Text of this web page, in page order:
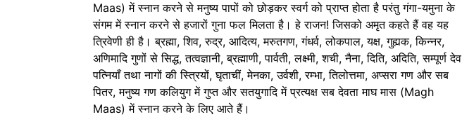
Maas) में स्नान करने से मनुष्य पापों को छोड़कर स्वर्ग को प्राप्त होता है परंतु गंगा-यमुना के
संगम में स्नान करने से हजारों गुना फल मिलता है। हे राजन! जिसको अमृत कहते हैं वह यह
त्रिवेणी ही है। ब्रह्मा, शिव, रुद्र, आदित्य, मरुतगण, गंधर्व, लोकपाल, यक्ष, गुह्यक, किन्नर,
अणिमादि गुणों से सिद्ध, तत्वज्ञानी, ब्रह्माणी, पार्वती, लक्ष्मी, शची, नैना, दिति, अदिति, सम्पूर्ण देव
पत्नियाँ तथा नागों की स्त्रियों, घृताचीं, मेनका, उर्वशी, रम्भा, तिलोत्तमा, अप्सरा गण और सब
पितर, मनुष्य गण कलियुग में गुप्त और सतयुगादि में प्रत्यक्ष सब देवता माघ मास (Magh
Maas) में स्नान करने के लिए आते हैं।